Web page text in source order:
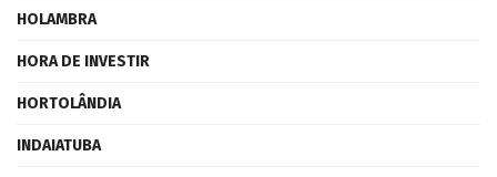
HOLAMBRA
HORA DE INVESTIR
HORTOLÂNDIA
INDAIATUBA